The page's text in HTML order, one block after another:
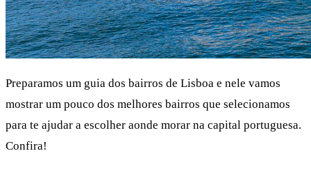
Preparamos um guia dos bairros de Lisboa e nele vamos
mostrar um pouco dos melhores bairros que selecionamos
para te ajudar a escolher aonde morar na capital portuguesa.
Confira!